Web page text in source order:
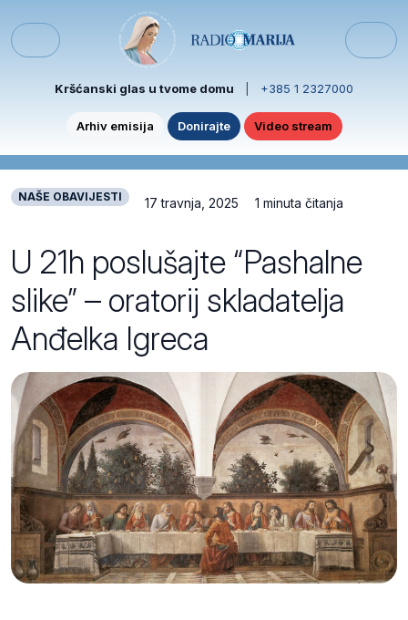
Menu
Kršćanski glas u tvome domu +385 1 2327000
Arhiv emisija Donirajte Video stream
NAŠE OBAVIJESTI 17 travnja, 2025 1 minuta čitanja
U 21h poslušajte “Pashalne
slike” – oratorij skladatelja
Anđelka Igreca